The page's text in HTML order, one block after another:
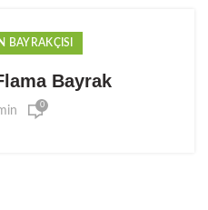
BAYRAKÇISI
Bayrak
0